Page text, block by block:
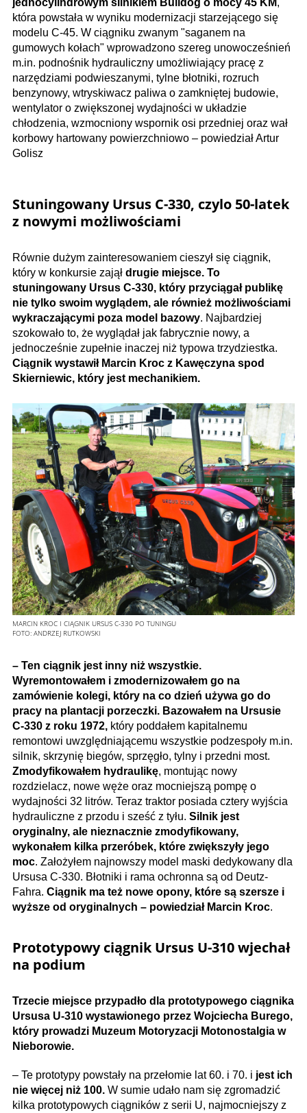
która powstała w wyniku modernizacji starzejącego się
modelu C-45. W ciągniku zwanym "saganem na
gumowych kołach" wprowadzono szereg unowocześnień
m.in. podnośnik hydrauliczny umożliwiający pracę z
narzędziami podwieszanymi, tylne błotniki, rozruch
benzynowy, wtryskiwacz paliwa o zamkniętej budowie,
wentylator o zwiększonej wydajności w układzie
chłodzenia, wzmocniony wspornik osi przedniej oraz wał
korbowy hartowany powierzchniowo – powiedział Artur
Golisz
Stuningowany Ursus C-330, czylo 50-latek
z nowymi możliwościami
Równie dużym zainteresowaniem cieszył się ciągnik,
który w konkursie zajął drugie miejsce. To
stuningowany Ursus C-330, który przyciągał publikę
nie tylko swoim wyglądem, ale również możliwościami
wykraczającymi poza model bazowy. Najbardziej
szokowało to, że wyglądał jak fabrycznie nowy, a
jednocześnie zupełnie inaczej niż typowa trzydziestka.
Ciągnik wystawił Marcin Kroc z Kawęczyna spod
Skierniewic, który jest mechanikiem.
MARCIN KROC I CIĄGNIK URSUS C-330 PO TUNINGU
FOTO: ANDRZEJ RUTKOWSKI
– Ten ciągnik jest inny niż wszystkie.
Wyremontowałem i zmodernizowałem go na
zamówienie kolegi, który na co dzień używa go do
pracy na plantacji porzeczki. Bazowałem na Ursusie
C-330 z roku 1972, który poddałem kapitalnemu
remontowi uwzględniającemu wszystkie podzespoły m.in.
silnik, skrzynię biegów, sprzęgło, tylny i przedni most.
Zmodyfikowałem hydraulikę, montując nowy
rozdzielacz, nowe węże oraz mocniejszą pompę o
wydajności 32 litrów. Teraz traktor posiada cztery wyjścia
hydrauliczne z przodu i sześć z tyłu. Silnik jest
oryginalny, ale nieznacznie zmodyfikowany,
wykonałem kilka przeróbek, które zwiększyły jego
moc. Założyłem najnowszy model maski dedykowany dla
Ursusa C-330. Błotniki i rama ochronna są od Deutz-
Fahra. Ciągnik ma też nowe opony, które są szersze i
wyższe od oryginalnych – powiedział Marcin Kroc.
Prototypowyciągnik Ursus U-310wjechał
na podium
Trzecie miejsce przypadło dla prototypowego ciągnika
Ursusa U-310 wystawionego przez Wojciecha Burego,
który prowadzi Muzeum Motoryzacji Motonostalgia w
Nieborowie.
– Te prototypy powstały na przełomie lat 60. i 70. i jest ich
nie więcej niż 100. W sumie udało nam się zgromadzić
kilka prototypowych ciągników z serii U, najmocniejszy z